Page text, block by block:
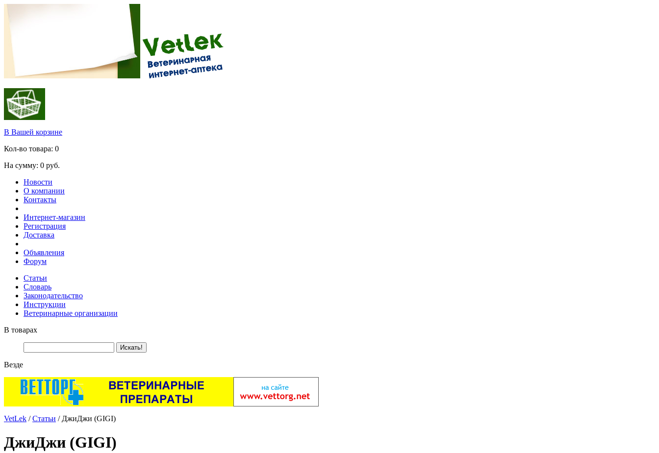
В Вашей корзине
Кол-во товара: 0
На сумму: 0 руб.
Новости
О компании
Контакты
Интернет-магазин
Регистрация
Доставка
Объявления
Форум
Статьи
Словарь
Законодательство
Инструкции
Ветеринарные организации
В товарах
Везде
VetLek /Статьи / ДжиДжи (GIGI)
ДжиДжи (GIGI)